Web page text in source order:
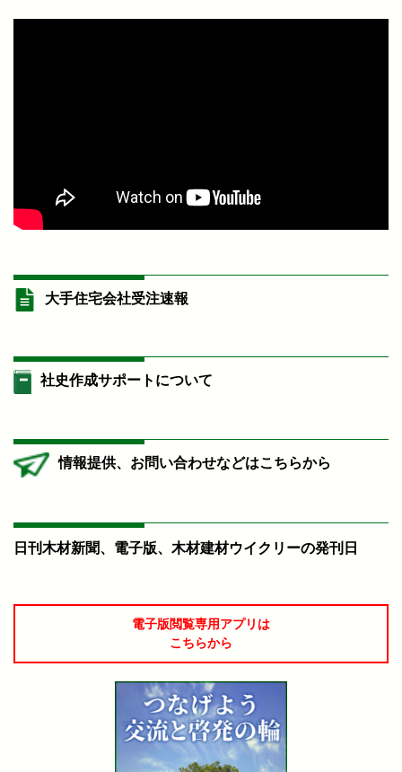
大手住宅会社受注速報
社史作成サポートについて
情報提供、お問い合わせなどはこちらから
日刊木材新聞、電子版、木材建材ウイクリーの発刊日
電子版閲覧専用アプリは
こちらから